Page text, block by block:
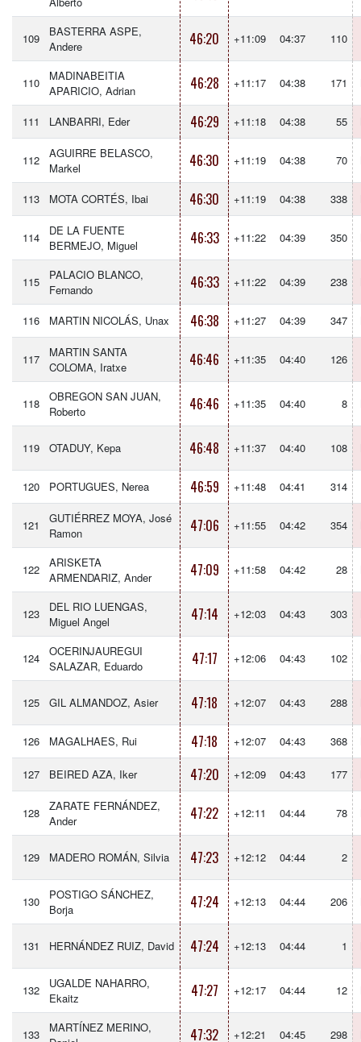
109
BASTERRA ASPE,
Andere
46:20 +11:09 04:37 110
110
MADINABEITIA
APARICIO, Adrian
46:28 +11:17 04:38 171
111 LANBARRI, Eder 46:29 +11:18 04:38 55
112
AGUIRRE BELASCO,
Markel
46:30 +11:19 04:38 70
113 MOTA CORTÉS, Ibai 46:30 +11:19 04:38 338
114
DE LA FUENTE
BERMEJO, Miguel
46:33 +11:22 04:39 350
115
PALACIO BLANCO,
Fernando
46:33 +11:22 04:39 238
116 MARTIN NICOLÁS, Unax 46:38 +11:27 04:39 347
117
MARTIN SANTA
COLOMA, Iratxe
46:46 +11:35 04:40 126
118
OBREGON SAN JUAN,
Roberto
46:46 +11:35 04:40 8
119 OTADUY, Kepa 46:48 +11:37 04:40 108
120 PORTUGUES, Nerea 46:59 +11:48 04:41 314
121
GUTIÉRREZ MOYA, José
Ramon
47:06 +11:55 04:42 354
122
ARISKETA
ARMENDARIZ, Ander
47:09 +11:58 04:42 28
123
DEL RIO LUENGAS,
Miguel Angel
47:14 +12:03 04:43 303
124
OCERINJAUREGUI
SALAZAR, Eduardo
47:17 +12:06 04:43 102
125 GIL ALMANDOZ, Asier 47:18 +12:07 04:43 288
126 MAGALHAES, Rui 47:18 +12:07 04:43 368
127 BEIRED AZA, Iker 47:20 +12:09 04:43 177
128
ZARATE FERNÁNDEZ,
Ander
47:22 +12:11 04:44 78
129 MADERO ROMÁN, Silvia 47:23 +12:12 04:44 2
130
POSTIGO SÁNCHEZ,
Borja
47:24 +12:13 04:44 206
131 HERNÁNDEZ RUIZ, David 47:24 +12:13 04:44 1
132
UGALDE NAHARRO,
Ekaitz
47:27 +12:17 04:44 12
133
MARTÍNEZ MERINO,
47:32 +12:21 04:45 298